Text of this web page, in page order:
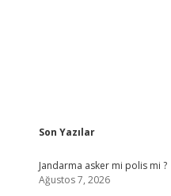
Sidebar
Son Yazılar
Jandarma asker mi polis mi ?
Ağustos 7, 2026
betexper güncel